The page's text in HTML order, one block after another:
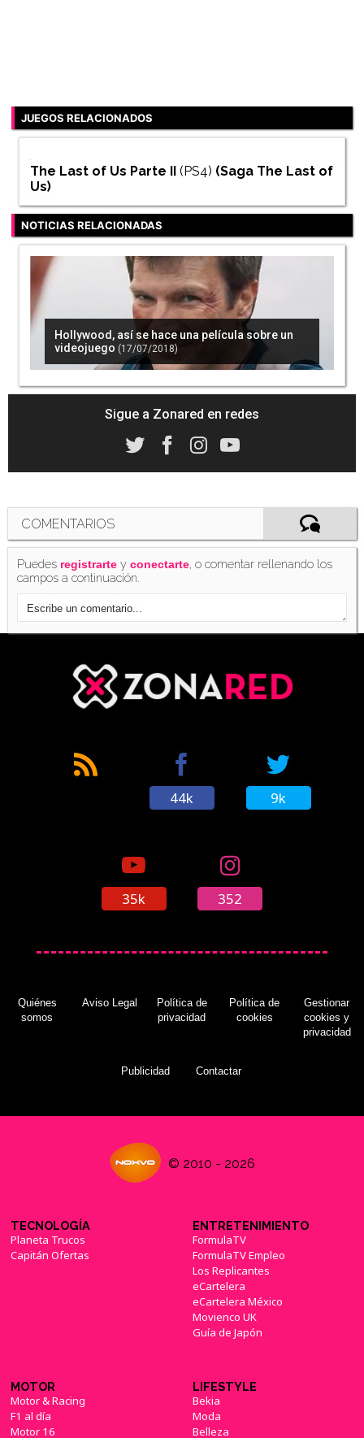
JUEGOS RELACIONADOS
The Last of Us Parte II (PS4) (Saga The Last of
Us)
NOTICIAS RELACIONADAS
Hollywood, así se hace una película sobre un
videojuego (17/07/2018)
Sigue a Zonared en redes
COMENTARIOS
Puedes registrarte yconectarte, o comentar rellenando los
campos a continuación.
44k 9k
35k 352
Quiénes
somos
Aviso Legal
Política de
privacidad
Política de
cookies
Gestionar
cookies y
privacidad
Publicidad Contactar
© 2010 - 2026
TECNOLOGÍA
Planeta Trucos
Capitán Ofertas
ENTRETENIMIENTO
FormulaTV
FormulaTV Empleo
Los Replicantes
eCartelera
eCartelera México
Movienco UK
Guía de Japón
MOTOR
Motor & Racing
F1 al día
Motor 16
LIFESTYLE
Bekia
Moda
Belleza